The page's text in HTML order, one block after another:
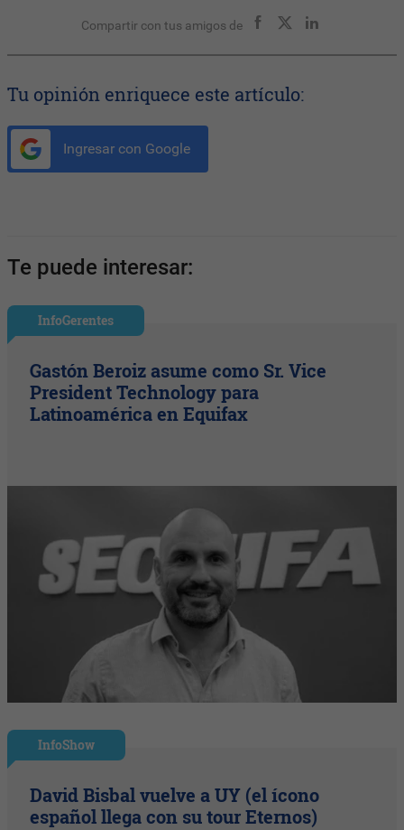
Compartir con tus amigos de
Tu opinión enriquece este artículo:
Ingresar con Google
Te puede interesar:
InfoGerentes
Gastón Beroiz asume como Sr. Vice
President Technology para
Latinoamérica en Equifax
InfoShow
David Bisbal vuelve a UY (el ícono
español llega con su tour Eternos)